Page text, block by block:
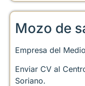
Mozo de
Empresa del
Enviar CV al
Soriano.